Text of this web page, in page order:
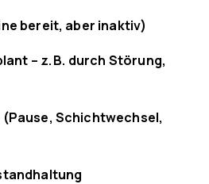
bereit, aber inaktiv)
– z. B. durch Störung,
Schichtwechsel,